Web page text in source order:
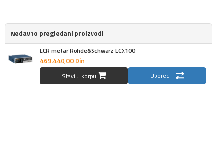
Nedavno pregledani proizvodi
LCR metar Rohde&Schwarz LCX100
469.440,00Din
Stavi u korpu Uporedi